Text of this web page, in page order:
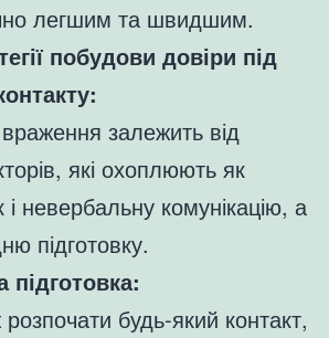
легшим та швидшим.
побудови довіри під
залежить від
які охоплюють як
невербальну комунікацію, а
підготовку.
підготовка:
будь-який контакт,